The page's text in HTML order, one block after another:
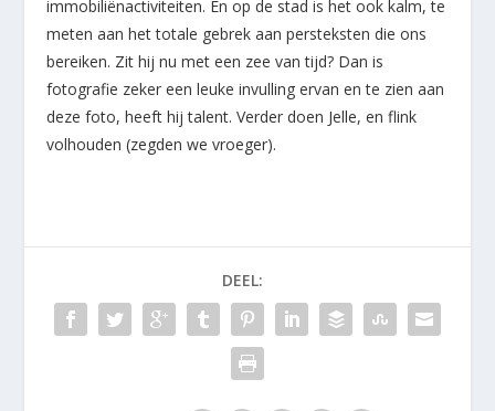
immobiliënactiviteiten. En op de stad is het ook kalm, te
meten aan het totale gebrek aan persteksten die ons
bereiken. Zit hij nu met een zee van tijd? Dan is
fotografie zeker een leuke invulling ervan en te zien aan
deze foto, heeft hij talent. Verder doen Jelle, en flink
volhouden (zegden we vroeger).
DEEL: